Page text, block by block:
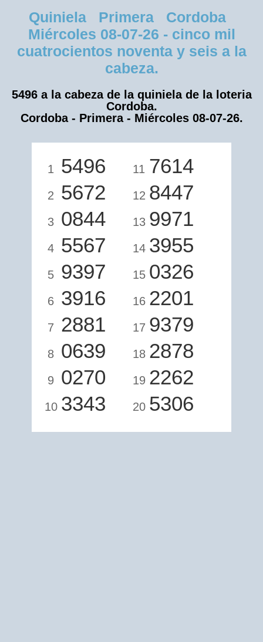
Quiniela Primera Cordoba
Miércoles 08-07-26 - cinco mil
cuatrocientos noventa y seis a la
cabeza.
5496 a la cabeza de la quiniela de la loteria
Cordoba.
Cordoba - Primera - Miércoles 08-07-26.
1 5496
2 5672
3 0844
4 5567
5 9397
6 3916
7 2881
8 0639
9 0270
10 3343
11 7614
12 8447
13 9971
14 3955
15 0326
16 2201
17 9379
18 2878
19 2262
20 5306